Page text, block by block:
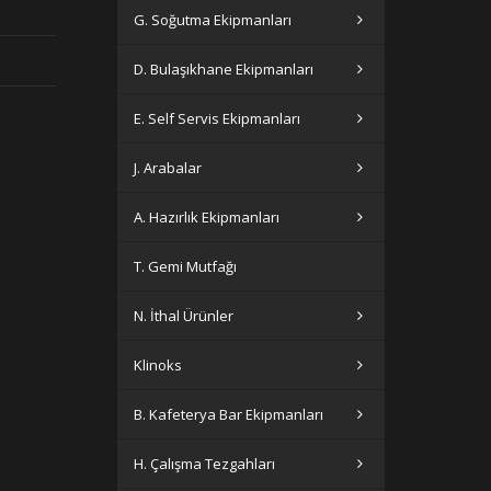
G. Soğutma Ekipmanları
D. Bulaşıkhane Ekipmanları
E. Self Servis Ekipmanları
J. Arabalar
A. Hazırlık Ekipmanları
T. Gemi Mutfağı
N. İthal Ürünler
Klinoks
B. Kafeterya Bar Ekipmanları
H. Çalışma Tezgahları